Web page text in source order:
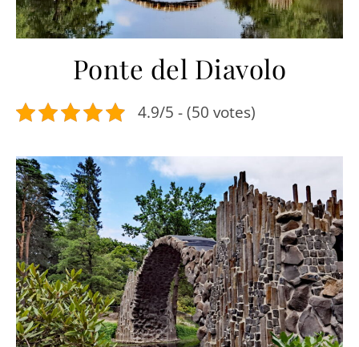
Ponte del Diavolo
4.9/5 - (50 votes)